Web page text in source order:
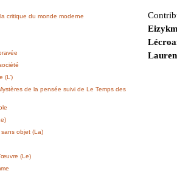
critique du monde moderne
(L’)
de la pensée suivi de Le Temps des
objet (La)
(Le)